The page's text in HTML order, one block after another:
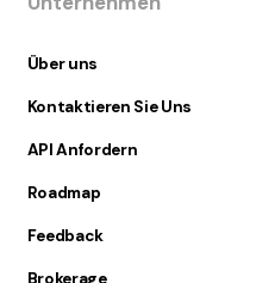
Über uns
Kontaktieren Sie Uns
API Anfordern
Roadmap
Feedback
Brokerage